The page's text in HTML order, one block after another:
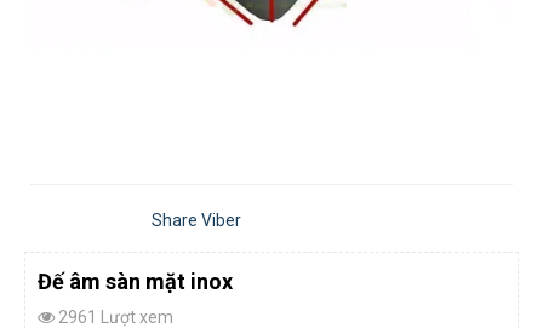
Share Viber
Đế âm sàn mặt inox
2961 Lượt xem